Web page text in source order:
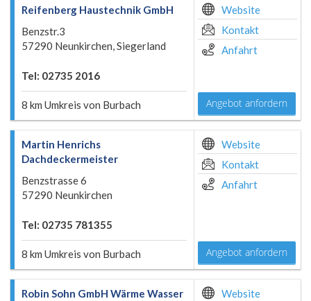
Reifenberg Haustechnik GmbH
Benzstr.3
57290 Neunkirchen, Siegerland
Tel: 02735 2016
8 km Umkreis von Burbach
Website
Kontakt
Anfahrt
Angebot anfordern
Martin Henrichs
Dachdeckermeister
Benzstrasse 6
57290 Neunkirchen
Tel: 02735 781355
8 km Umkreis von Burbach
Website
Kontakt
Anfahrt
Angebot anfordern
Robin Sohn GmbH Wärme Wasser
Website